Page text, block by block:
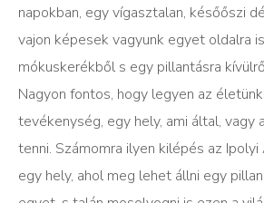
napokban, egy vígasztalan, későőszi
vajon képesek vagyunk egyet oldalra
mókuskerékből s egy pillantásra
Nagyon fontos, hogy legyen az
tevékenység, egy hely, ami által, vagy
tenni. Számomra ilyen kilépés az
egy hely, ahol meg lehet állni egy